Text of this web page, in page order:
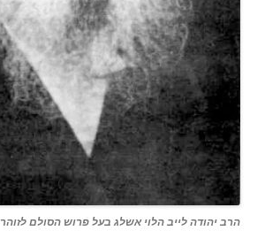
הרב יהודה לייב הלוי אשלג בעל פרוש הסולם לזוהר